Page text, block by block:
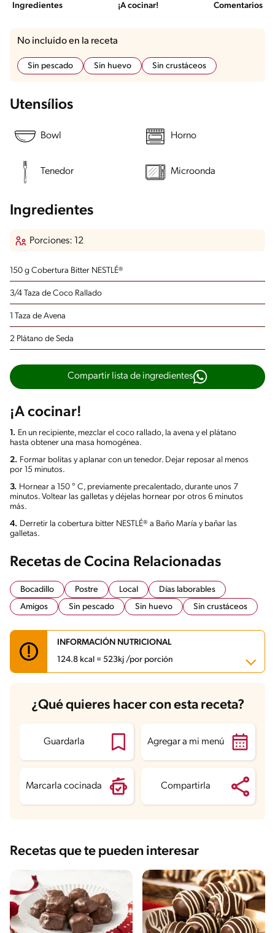
Ingredientes ¡A cocinar! Comentarios
No incluido en la receta
Sin pescado Sin huevo Sin crustáceos
Utensílios
Bowl Horno
Tenedor Microonda
Ingredientes
Porciones: 12
150 g Cobertura Bitter NESTLÉ®
3/4 Taza de Coco Rallado
1 Taza de Avena
2 Plátano de Seda
Compartir lista de ingredientes
¡A cocinar!
1. En un recipiente, mezclar el coco rallado, la avena y el plátano
hasta obtener una masa homogénea.
2. Formar bolitas y aplanar con un tenedor. Dejar reposar al menos
por 15 minutos.
3. Hornear a 150 ° C, previamente precalentado, durante unos 7
minutos. Voltear las galletas y déjelas hornear por otros 6 minutos
más.
4. Derretir la cobertura bitter NESTLÉ® a Baño María y bañar las
galletas.
Recetas de Cocina Relacionadas
Bocadillo Postre Local
Días laborables
Amigos
Sin pescado Sin huevo Sin crustáceos
INFORMACIÓN NUTRICIONAL
124.8 kcal = 523kj /por porción
Carbohidratos
13.3 g
Energía 124.8 kcal
Proteína
Grasas saturadas 7.4 g
Sodio 4.2 mg
¿Qué quieres hacer con esta receta?
Guardarla Agregar a mi menú
Marcarla cocinada Compartirla
Recetas que te pueden interesar